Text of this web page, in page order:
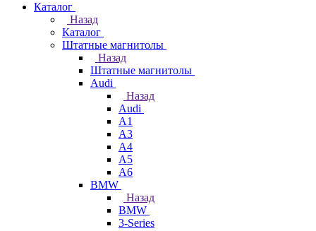
Каталог
Назад
Каталог
Штатные магнитолы
Назад
Штатные магнитолы
Audi
Назад
Audi
A1
A3
A4
A5
A6
BMW
Назад
BMW
3-Series